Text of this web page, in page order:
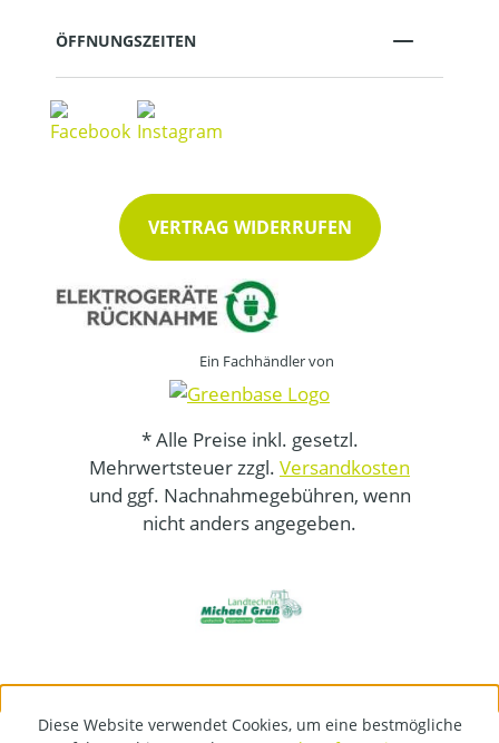
ÖFFNUNGSZEITEN
VERTRAG WIDERRUFEN
Ein Fachhändler von
* Alle Preise inkl. gesetzl.
Mehrwertsteuer zzgl. Versandkosten
und ggf. Nachnahmegebühren, wenn
nicht anders angegeben.
Diese Website verwendet Cookies, um eine bestmögliche